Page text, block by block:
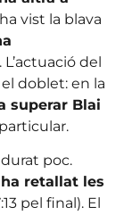
vist la blava
L’actuació del
doblet: en la
superar Blai
poc.
retallat les
pel final). El